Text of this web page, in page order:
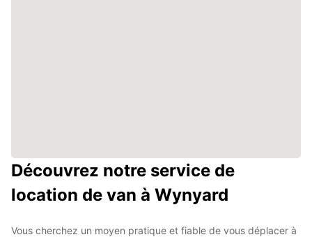
Découvrez notre service de
location de van à Wynyard
Vous cherchez un moyen pratique et fiable de vous déplacer à